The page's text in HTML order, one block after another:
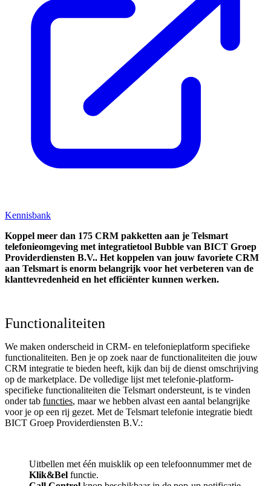
Kennisbank
Koppel meer dan 175 CRM pakketten aan je Telsmart
telefonieomgeving met integratietool Bubble van BICT Groep
Providerdiensten B.V.. Het koppelen van jouw favoriete CRM
aan Telsmart is enorm belangrijk voor het verbeteren van de
klanttevredenheid en het efficiënter kunnen werken.
Functionaliteiten
We maken onderscheid in CRM- en telefonieplatform specifieke
functionaliteiten. Ben je op zoek naar de functionaliteiten die jouw
CRM integratie te bieden heeft, kijk dan bij de dienst omschrijving
op de marketplace. De volledige lijst met telefonie-platform-
specifieke functionaliteiten die Telsmart ondersteunt, is te vinden
onder tab functies, maar we hebben alvast een aantal belangrijke
voor je op een rij gezet. Met de Telsmart telefonie integratie biedt
BICT Groep Providerdiensten B.V.:
Uitbellen met één muisklik op een telefoonnummer met de
Klik&Bel functie.